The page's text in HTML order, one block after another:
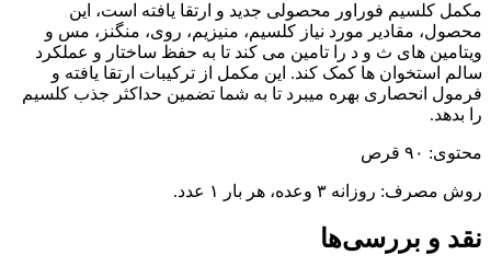
مکمل کلسیم فوراور محصولی جدید و ارتقا یافته است، این
محصول، مقادیر مورد نیاز کلسیم، منیزیم، روی، منگنز، مس و
ویتامین های ث و د را تامین می کند تا به حفظ ساختار و عملکرد
سالم استخوان ها کمک کند. این مکمل از ترکیبات ارتقا یافته و
فرمول انحصاری بهره میبرد تا به شما تضمین حداکثر جذب کلسیم
را بدهد.
محتوی: ۹۰ قرص
روش مصرف: روزانه ۳ وعده، هر بار ۱ عدد.
نقد و بررسی‌ها